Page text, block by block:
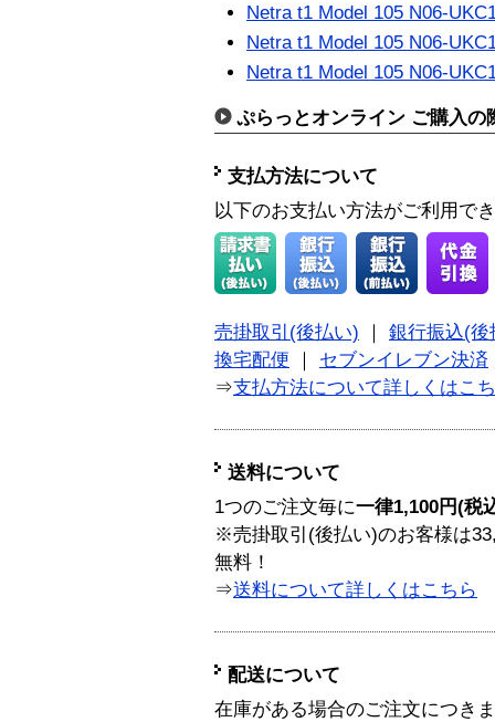
Netra t1 Model 105 N06-
Netra t1 Model 105 N06-
Netra t1 Model 105 N06-
ぷらっとオンライン ご購入の
支払方法について
以下のお支払い方法がご利用で
売掛取引(後払い)
銀行振込(後
換宅配便
セブンイレブン決済
⇒支払方法について詳しくはこ
送料について
1つのご注文毎に一律1,100円(税
※売掛取引(後払い)のお客様は
無料！
⇒送料について詳しくはこちら
配送について
在庫がある場合のご注文につき